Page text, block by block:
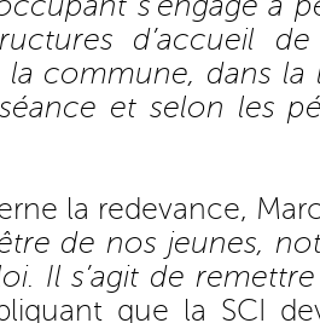
d’accueil
la commune, dans
et selon les
la redevance,
de nos jeunes,
Il s’agit de
que la SCI